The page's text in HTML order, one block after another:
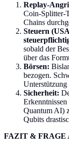
Replay-
Coin-Splitter-
Chains
Steuern
sobald der
über das
Börsen:
bezogen.
Sicherheit:
Quantum AI)
Qubits
FAZIT & FRAGE